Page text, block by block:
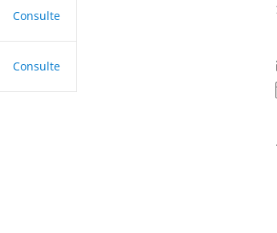
Consulte
Consulte